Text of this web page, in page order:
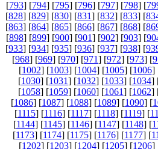
[793] [794] [795] [796] [797] [798] [
[828] [829] [830] [831] [832] [833] [
[863] [864] [865] [866] [867] [868] [
[898] [899] [900] [901] [902] [903] [
[933] [934] [935] [936] [937] [938] [
[968] [969] [970] [971] [972] [973] [
[1002] [1003] [1004] [1005] [1006]
[1030] [1031] [1032] [1033] [1034]
[1058] [1059] [1060] [1061] [1062]
[1086] [1087] [1088] [1089] [1090] [
[1115] [1116] [1117] [1118] [1119] [
[1144] [1145] [1146] [1147] [1148] [
[1173] [1174] [1175] [1176] [1177] [
[1202] [1203] [1204] [1205] [1206]